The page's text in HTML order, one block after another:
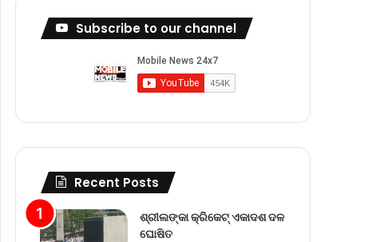
Subscribe to our channel
Recent Posts
ଶ୍ରୀଲଙ୍କା କ୍ରିକେଟ୍‌ ଏକାଦଶ ଦଳ
ଘୋଷିତ